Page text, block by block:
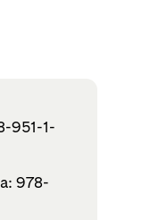
951-1-
978-